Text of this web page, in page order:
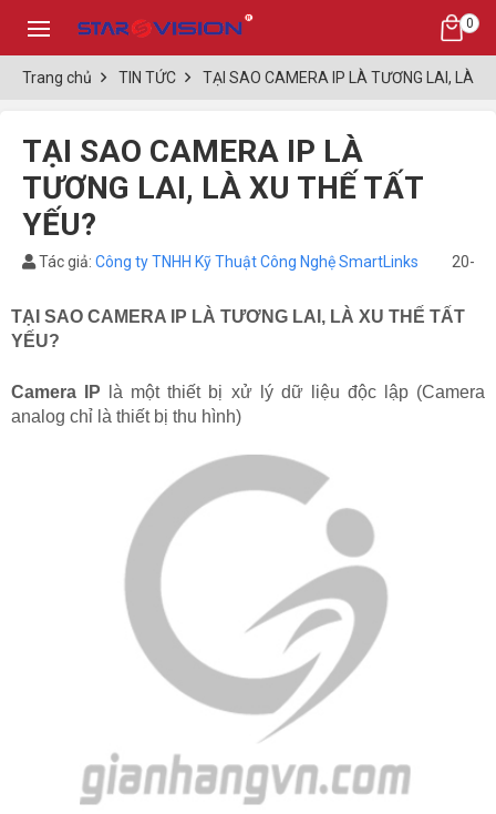
0
Trang chủ TIN TỨC TẠI SAO CAMERA IP LÀ TƯƠNG LAI, LÀ
TẠI SAO CAMERA IP LÀ
TƯƠNG LAI, LÀ XU THẾ TẤT
YẾU?
Tác giả: Công ty TNHH Kỹ Thuật Công Nghệ SmartLinks 20-
TẠI SAO CAMERA IP LÀ TƯƠNG LAI, LÀ XU THẾ TẤT
YẾU?
Camera IP là một thiết bị xử lý dữ liệu độc lập (Camera
analog chỉ là thiết bị thu hình)